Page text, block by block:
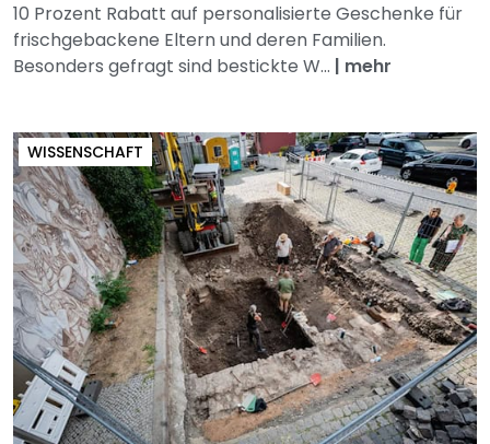
10 Prozent Rabatt auf personalisierte Geschenke für
frischgebackene Eltern und deren Familien.
Besonders gefragt sind bestickte W... | mehr
WISSENSCHAFT